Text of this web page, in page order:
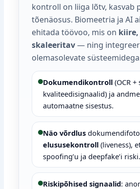
kontroll on liiga lõtv, kasvab
tõenäosus. Biomeetria ja AI
ehitada töövoo, mis on
skaleeritav— ning
olemasolevate
Dokumendikontroll (OCR
kvaliteedisignaalid) ja
automaatne sisestus.
Näo võrdlus
elususekontroll (liveness),
spoofing’u ja deepfake’i riski.
Riskipõhised signaalid: